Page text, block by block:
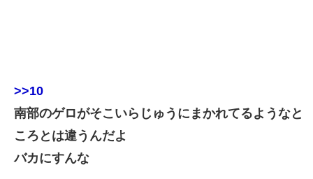
>>10
南部のゲロがそこいらじゅうにまかれてるようなと
ころとは違うんだよ
バカにすんな